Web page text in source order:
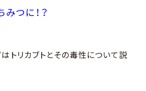
みつに！？
はトリカブトとその毒性について説